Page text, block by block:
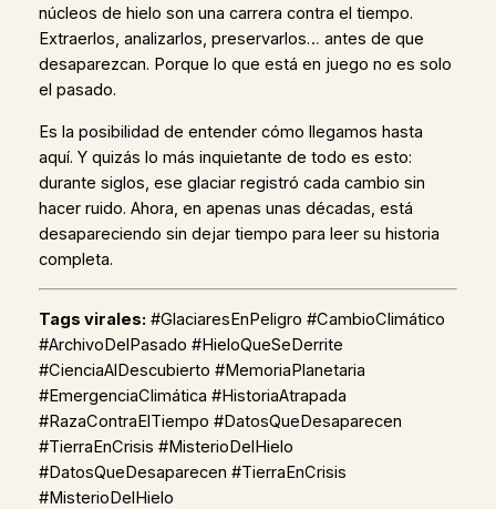
núcleos de hielo son una carrera contra el tiempo.
Extraerlos, analizarlos, preservarlos… antes de que
desaparezcan. Porque lo que está en juego no es solo
el pasado.
Es la posibilidad de entender cómo llegamos hasta
aquí. Y quizás lo más inquietante de todo es esto:
durante siglos, ese glaciar registró cada cambio sin
hacer ruido. Ahora, en apenas unas décadas, está
desapareciendo sin dejar tiempo para leer su historia
completa.
Tags virales: #GlaciaresEnPeligro #CambioClimático
#ArchivoDelPasado #HieloQueSeDerrite
#CienciaAlDescubierto #MemoriaPlanetaria
#EmergenciaClimática #HistoriaAtrapada
#RazaContraElTiempo #DatosQueDesaparecen
#TierraEnCrisis #MisterioDelHielo
#DatosQueDesaparecen #TierraEnCrisis
#MisterioDelHielo